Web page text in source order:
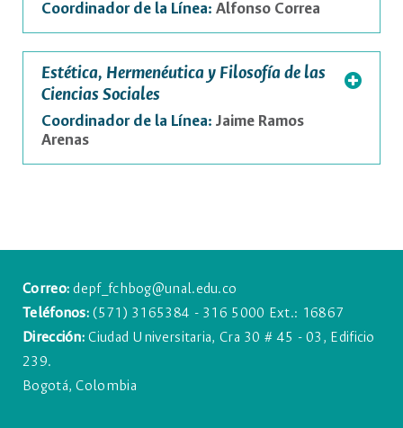
Coordinador de la Línea: Alfonso Correa
Estética, Hermenéutica y Filosofía de las
Ciencias Sociales
Coordinador de la Línea: Jaime Ramos
Arenas
Correo:depf_fchbog@unal.edu.co
Teléfonos:(571) 3165384 - 316 5000 Ext.: 16867
Dirección:Ciudad Universitaria, Cra 30 # 45 - 03, Edificio
239.
Bogotá, Colombia